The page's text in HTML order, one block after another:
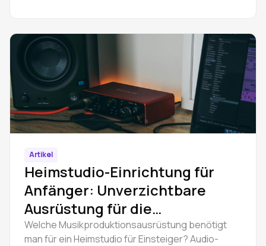
Artikel
Heimstudio-Einrichtung für
Anfänger: Unverzichtbare
Ausrüstung für die
Musikproduktion
Welche Musikproduktionsausrüstung benötigt
man für ein Heimstudio für Einsteiger? Audio-